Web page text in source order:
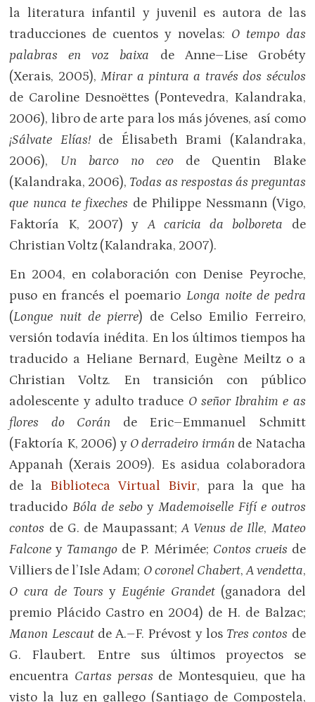
la literatura infantil y juvenil es autora de las
traducciones de cuentos y novelas: O tempo das
palabras en voz baixa de Anne–Lise Grobéty
(Xerais, 2005),Mirar a pintura a través dos séculos
de Caroline Desnoëttes (Pontevedra, Kalandraka,
2006), libro de arte para los más jóvenes, así como
¡Sálvate Elías! de Élisabeth Brami (Kalandraka,
2006), Un barco no ceo de Quentin Blake
(Kalandraka, 2006), Todas as respostas ás preguntas
que nunca te fixeches de Philippe Nessmann (Vigo,
Faktoría K, 2007) yA caricia da bolboreta de
Christian Voltz (Kalandraka, 2007).
En 2004, en colaboración con Denise Peyroche,
puso en francés el poemario Longa noite de pedra
(Longue nuit de pierre) de Celso Emilio Ferreiro,
versión todavía inédita. En los últimos tiempos ha
traducido a Heliane Bernard, Eugène Meiltz o a
Christian Voltz. En transición con público
adolescente y adulto traduce O señor Ibrahim e as
flores do Corán de Eric–Emmanuel Schmitt
(Faktoría K, 2006) y O derradeiro irmán de Natacha
Appanah (Xerais 2009). Es asidua colaboradora
de la Biblioteca Virtual Bivir, para la que ha
traducido Bóla de sebo yMademoiselle Fifí e outros
contos de G. de Maupassant;A Venus de Ille, Mateo
Falconey Tamango de P. Mérimée; Contos crueis de
Villiers de l’Isle Adam; O coronel Chabert,A vendetta,
O cura de Tours yEugénie Grandet (ganadora del
premio Plácido Castro en 2004) de H. de Balzac;
Manon Lescaut de A.–F. Prévost y los Tres contos de
G. Flaubert. Entre sus últimos proyectos se
encuentra Cartas persas de Montesquieu, que ha
visto la luz en gallego (Santiago de Compostela,